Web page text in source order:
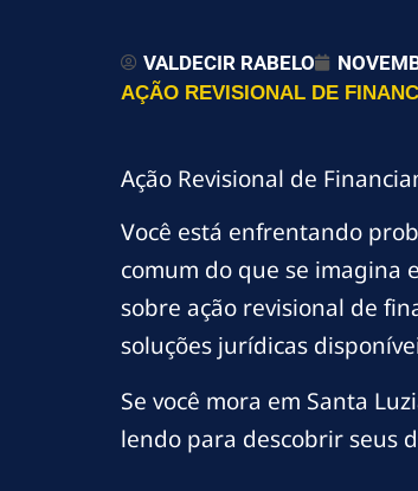
VALDECIR RABELO
AÇÃO REVISIONAL DE
Ação Revisional de
Você está enfrentando
comum do que se imagina
sobre ação revisional de
soluções jurídicas
Se você mora em Santa
lendo para descobrir seus